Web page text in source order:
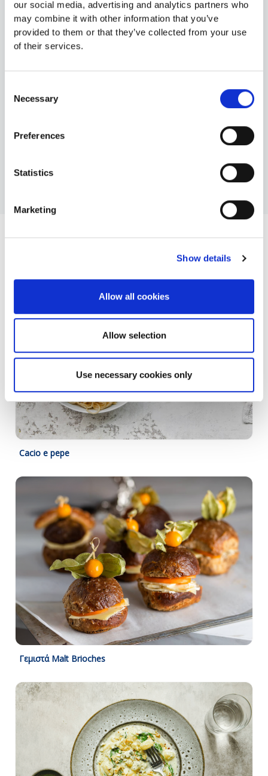
our social media, advertising and analytics partners who
may combine it with other information that you’ve
provided to them or that they’ve collected from your use
of their services.
Selection
Necessary
Preferences
Statistics
Marketing
Show details
Allow all cookies
Allow selection
Use necessary cookies only
Οι συνταγές μας
Cacio e pepe
Γεμιστά Malt Brioches